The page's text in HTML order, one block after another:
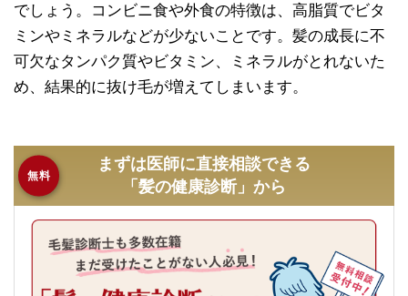
でしょう。コンビニ食や外食の特徴は、高脂質でビタ
ミンやミネラルなどが少ないことです。髪の成長に不
可欠なタンパク質やビタミン、ミネラルがとれないた
め、結果的に抜け毛が増えてしまいます。
無料
まずは医師に直接相談できる
「髪の健康診断」から